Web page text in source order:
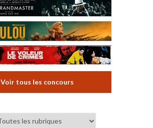
Voir tous les concours